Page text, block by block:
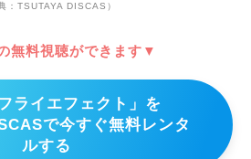
：TSUTAYA DISCAS）
無料視聴ができます▼
ライエフェクト」を
で今すぐ無料レンタ
ルする